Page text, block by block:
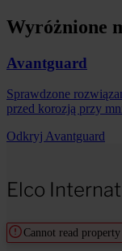
Wyróżnione
Avantguard
Sprawdzone
przed korozją przy
Odkryj Avantguard
Elco
Cannot read